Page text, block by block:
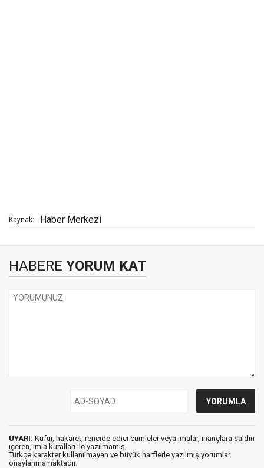
Kaynak: Haber Merkezi
HABERE YORUM KAT
UYARI: Küfür, hakaret, rencide edici cümleler veya imalar, inançlara saldırı
içeren, imla kuralları ile yazılmamış,
Türkçe karakter kullanılmayan ve büyük harflerle yazılmış yorumlar
onaylanmamaktadır.